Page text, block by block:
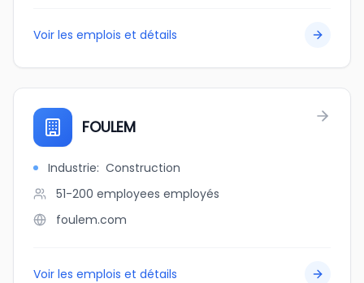
Voir les emplois et détails
FOULEM
Industrie: Construction
51-200 employees employés
foulem.com
Voir les emplois et détails